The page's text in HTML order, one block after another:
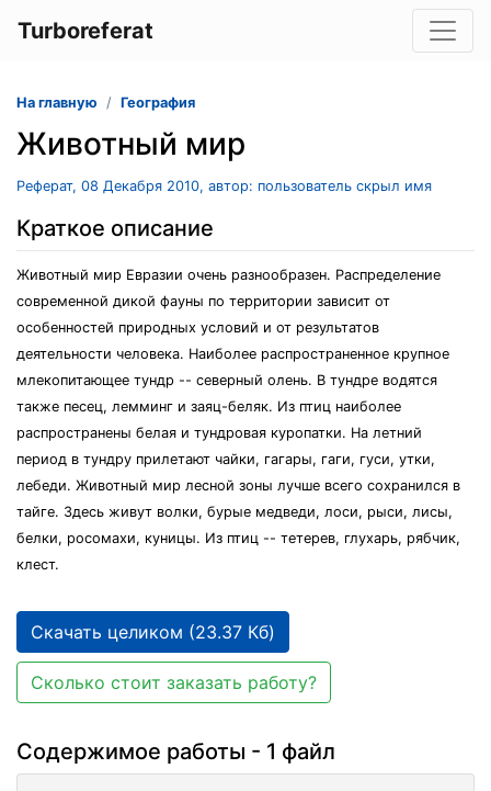
Turboreferat
На главную География
Животный мир
Реферат, 08 Декабря 2010, автор: пользователь скрыл имя
Краткое описание
Животный мир Евразии очень разнообразен. Распределение
современной дикой фауны по территории зависит от
особенностей природных условий и от результатов
деятельности человека. Наиболее распространенное крупное
млекопитающее тундр -- северный олень. В тундре водятся
также песец, лемминг и заяц-беляк. Из птиц наиболее
распространены белая и тундровая куропатки. На летний
период в тундру прилетают чайки, гагары, гаги, гуси, утки,
лебеди. Животный мир лесной зоны лучше всего сохранился в
тайге. Здесь живут волки, бурые медведи, лоси, рыси, лисы,
белки, росомахи, куницы. Из птиц -- тетерев, глухарь, рябчик,
клест.
Скачать целиком (23.37 Кб)
Сколько стоит заказать работу?
Содержимое работы - 1 файл